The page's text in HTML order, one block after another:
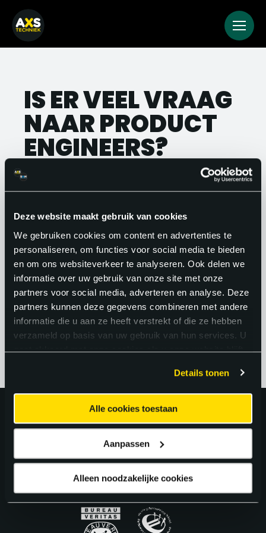
Deze website maakt gebruik van cookies
We gebruiken cookies om content en advertenties te
personaliseren, om functies voor social media te bieden
en om ons websiteverkeer te analyseren. Ook delen we
informatie over uw gebruik van onze site met onze
partners voor social media, adverteren en analyse. Deze
partners kunnen deze gegevens combineren met andere
informatie die u aan ze heeft verstrekt of die ze hebben
verzameld op basis van uw gebruik van hun services. U
gaat akkoord met onze cookies als u onze website blijft
Details tonen
Alle cookies toestaan
Aanpassen
Alleen noodzakelijke cookies
IS ER VEEL VRAAG
NAAR PRODUCT
ENGINEERS?
Ja, zeker. In de maakindustrie, hightech
sector en bij OEM-fabrikanten is er
structureel vraag naar product
engineers die ontwerp verbinden met
productie. Met de juiste achtergrond heb
je een sterke positie op de arbeidsmarkt
en kun je kiezen uit interessante
werkgevers en projecten.
Uitstekend!
4.6uit 5 van163Google Reviews.